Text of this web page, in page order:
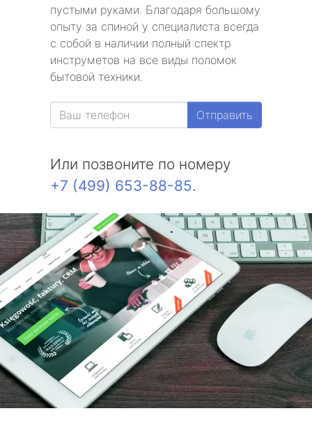
пустыми руками. Благодаря большому
опыту за спиной у специалиста всегда
с собой в наличии полный спектр
инструметов на все виды поломок
бытовой техники.
Отправить
Или позвоните по номеру
+7 (499) 653-88-85.